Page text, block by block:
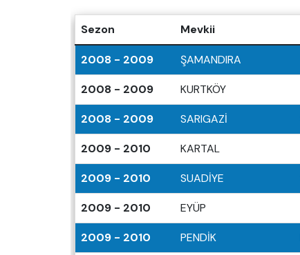
Sezon Mevkii
2008 - 2009 ŞAMANDIRA
2008 - 2009 KURTKÖY
2008 - 2009 SARIGAZİ
2009 - 2010 KARTAL
2009 - 2010 SUADİYE
2009 - 2010 EYÜP
2009 - 2010 PENDİK